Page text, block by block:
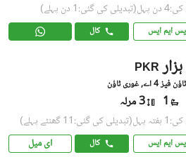
پہل (تبدیلی کی گئی:1 دن پہلے)
ایم ایس کال
PKR
4 اے, غوری ٹاؤن
1 3 مرلہ
پہل (تبدیلی کی گئی:11 گھنٹے پہلے)
ایم ایس کال ای میل